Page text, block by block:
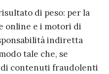
di peso: per la
online e i motori di
indiretta
tale che, se
contenuti fraudolenti